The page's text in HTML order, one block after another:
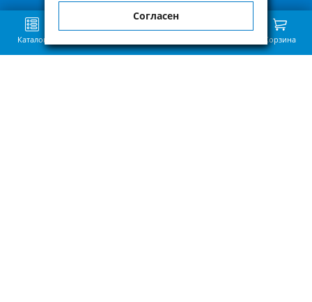
Каталог Корзина
Согласен